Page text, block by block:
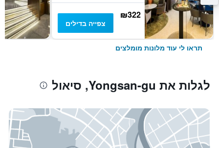
₪322
צפייה בדילים
תראו לי עוד מלונות מומלצים
לגלות את Yongsan-gu, סיאול